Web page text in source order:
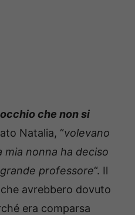
che non si
Natalia, “volevano
nonna ha deciso
professore“. Il
avrebbero dovuto
era comparsa